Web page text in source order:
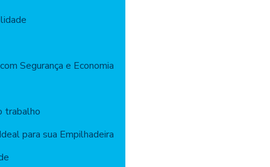
Segurança e Economia
trabalho
para sua Empilhadeira